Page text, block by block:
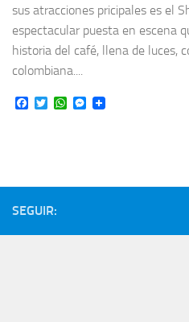
sus atracciones pricipales es el
espectacular puesta en escena
historia del café, llena de luces,
colombiana....
Facebook
TwitterWhatsApp
Messenger
SEGUIR: